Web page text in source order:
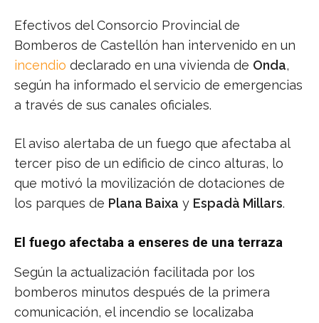
Efectivos del Consorcio Provincial de
Bomberos de Castellón han intervenido en un
incendio declarado en una vivienda de Onda,
según ha informado el servicio de emergencias
a través de sus canales oficiales.
El aviso alertaba de un fuego que afectaba al
tercer piso de un edificio de cinco alturas, lo
que motivó la movilización de dotaciones de
los parques de Plana Baixa y Espadà Millars.
El fuego afectaba a enseres de una terraza
Según la actualización facilitada por los
bomberos minutos después de la primera
comunicación, el incendio se localizaba